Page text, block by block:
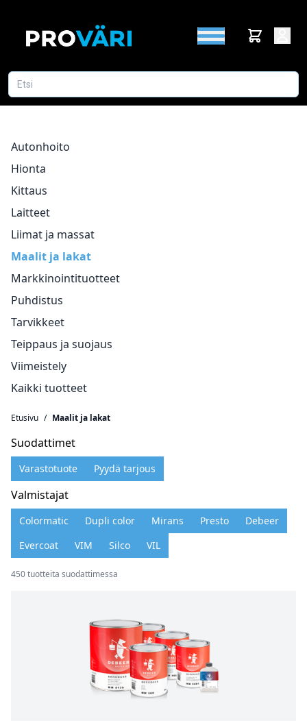
Autonhoito
Hionta
Kittaus
Laitteet
Liimat ja massat
Maalit ja lakat
Markkinointituotteet
Puhdistus
Tarvikkeet
Teippaus ja suojaus
Viimeistely
Kaikki tuotteet
Etusivu / Maalit ja lakat
Suodattimet
Varastotuote Pyydä tarjous
Valmistajat
Colormatic Dupli color Mirans Presto
Debeer
Evercoat
VIM Silco VIL
450 tuotteita suodattimessa